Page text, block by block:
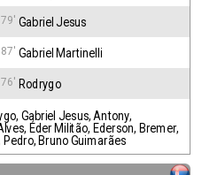
79' Gabriel Jesus
87' Gabriel Martinelli
76' Rodrygo
, Gabriel Jesus, Antony,
, Éder Militão, Ederson, Bremer,
Pedro, Bruno Guimarães